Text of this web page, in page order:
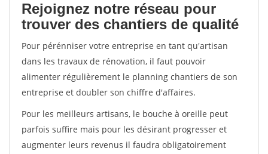
Rejoignez notre réseau pour
trouver des chantiers de qualité
Pour pérénniser votre entreprise en tant qu'artisan
dans les travaux de rénovation, il faut pouvoir
alimenter régulièrement le planning chantiers de son
entreprise et doubler son chiffre d'affaires.
Pour les meilleurs artisans, le bouche à oreille peut
parfois suffire mais pour les désirant progresser et
augmenter leurs revenus il faudra obligatoirement